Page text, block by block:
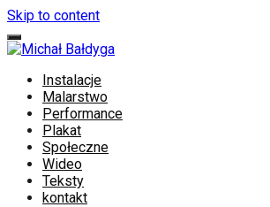
Skip to content
Instalacje
Malarstwo
Performance
Plakat
Społeczne
Wideo
Teksty
kontakt